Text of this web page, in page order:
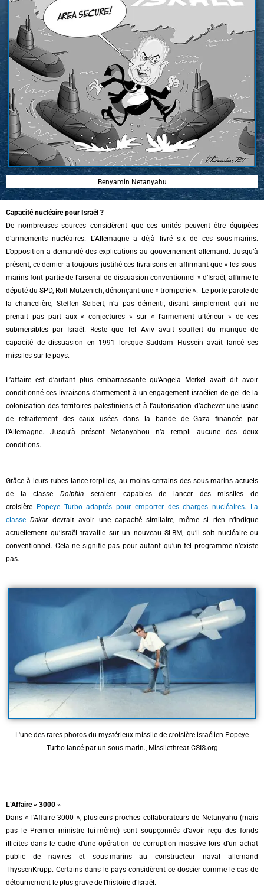
Benyamin Netanyahu
Capacité nucléaire pour Israël ?
De nombreuses sources considèrent que ces unités peuvent être équipées
d’armements nucléaires. L’Allemagne a déjà livré six de ces sous-marins.
L’opposition a demandé des explications au gouvernement allemand. Jusqu’à
présent, ce dernier a toujours justifié ces livraisons en affirmant que « les sous-
marins font partie de l’arsenal de dissuasion conventionnel » d’Israël, affirme le
député du SPD, Rolf Mützenich, dénonçant une « tromperie ». Le porte-parole de
la chancelière, Steffen Seibert, n’a pas démenti, disant simplement qu’il ne
prenait pas part aux « conjectures » sur « l’armement ultérieur » de ces
submersibles par Israël. Reste que Tel Aviv avait souffert du manque de
capacité de dissuasion en 1991 lorsque Saddam Hussein avait lancé ses
missiles sur le pays.
L’affaire est d’autant plus embarrassante qu’Angela Merkel avait dit avoir
conditionné ces livraisons d’armement à un engagement israélien de gel de la
colonisation des territoires palestiniens et à l’autorisation d’achever une usine
de retraitement des eaux usées dans la bande de Gaza financée par
l’Allemagne. Jusqu’à présent Netanyahou n’a rempli aucune des deux
conditions.
Grâce à leurs tubes lance-torpilles, au moins certains des sous-marins actuels
de la classeDolphin seraient capables de lancer des missiles de
croisière Popeye Turbo adaptés pour emporter des charges nucléaires. La
classeDakardevrait avoir une capacité similaire, même si rien n’indique
actuellement qu’Israël travaille sur un nouveau SLBM, qu’il soit nucléaire ou
conventionnel. Cela ne signifie pas pour autant qu’un tel programme n’existe
pas.
L'une des rares photos du mystérieux missile de croisière israélien Popeye
Turbo lancé par un sous-marin., Missilethreat.CSIS.org
L’Affaire « 3000 »
Dans « l’Affaire 3000 », plusieurs proches collaborateurs de Netanyahu (mais
pas le Premier ministre lui-même) sont soupçonnés d’avoir reçu des fonds
illicites dans le cadre d’une opération de corruption massive lors d’un achat
public de navires et sous-marins au constructeur naval allemand
ThyssenKrupp. Certains dans le pays considèrent ce dossier comme le cas de
détournement le plus grave de l’histoire d’Israël.